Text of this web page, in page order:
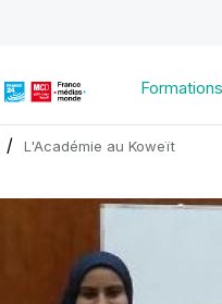
L'Académie au Koweït